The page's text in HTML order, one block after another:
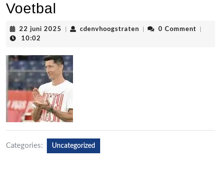
Voetbal
22 juni 2025 22
cdenvhoogstraten cdenvhoogstraten
0 Comment
10:02
Categories: Uncategorized